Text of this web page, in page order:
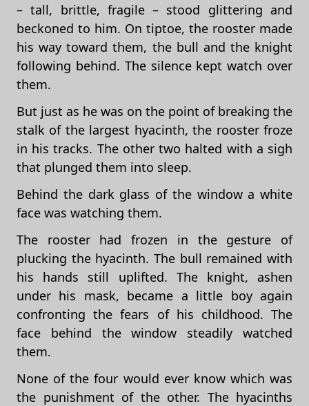
– tall, brittle, fragile – stood glittering and
beckoned to him. On tiptoe, the rooster made
his way toward them, the bull and the knight
following behind. The silence kept watch over
them.
But just as he was on the point of breaking the
stalk of the largest hyacinth, the rooster froze
in his tracks. The other two halted with a sigh
that plunged them into sleep.
Behind the dark glass of the window a white
face was watching them.
The rooster had frozen in the gesture of
plucking the hyacinth. The bull remained with
his hands still uplifted. The knight, ashen
under his mask, became a little boy again
confronting the fears of his childhood. The
face behind the window steadily watched
them.
None of the four would ever know which was
the punishment of the other. The hyacinths